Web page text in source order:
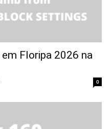
Floripa 2026 na
0